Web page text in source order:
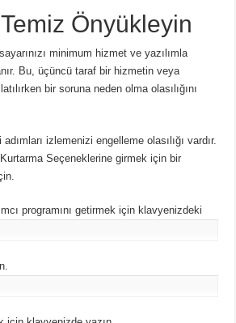
Önyükleyin
minimum hizmet ve yazılımla
Bu, üçüncü taraf bir hizmetin veya
bir soruna neden olma olasılığını
izlemenizi engelleme olasılığı vardır.
Seçeneklerine girmek için bir
programını getirmek için klavyenizdeki